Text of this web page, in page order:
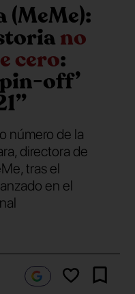
(MeMe):
no
cero:
off’
número de la
directora de
tras el
en el